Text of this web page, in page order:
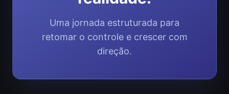
Uma jornada estruturada para
retomar o controle e crescer com
direção.